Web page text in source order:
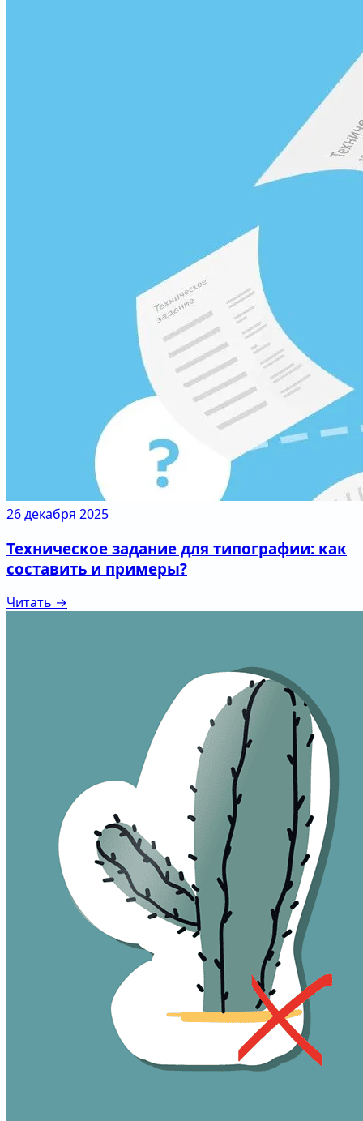
26 декабря 2025
Техническое задание для типографии: как
составить и примеры?
Читать →